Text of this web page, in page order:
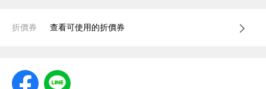
折價券 查看可使用的折價券